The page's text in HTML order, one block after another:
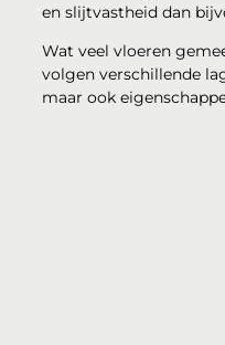
en slijtvastheid dan
Wat veel vloeren
volgen verschillende
maar ook